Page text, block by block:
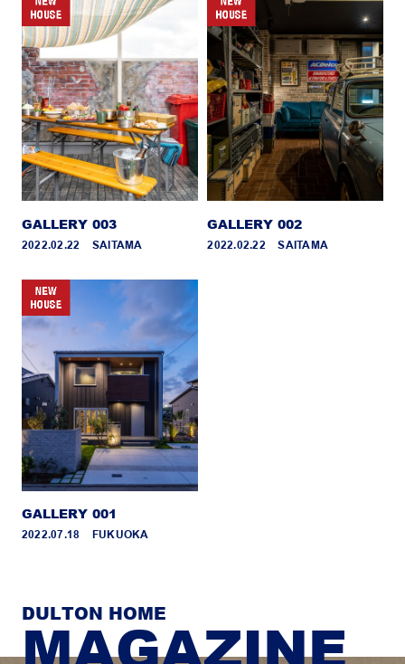
GALLERY 003
2022.02.22 _ SAITAMA
GALLERY 002
2022.02.22 _ SAITAMA
GALLERY 001
2022.07.18 _ FUKUOKA
DULTON HOME
MAGAZINE